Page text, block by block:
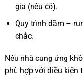
gia (nếu có).
Quy trình đầm –
chắc.
Nếu nhà cung ứng
phù hợp với điều kiện